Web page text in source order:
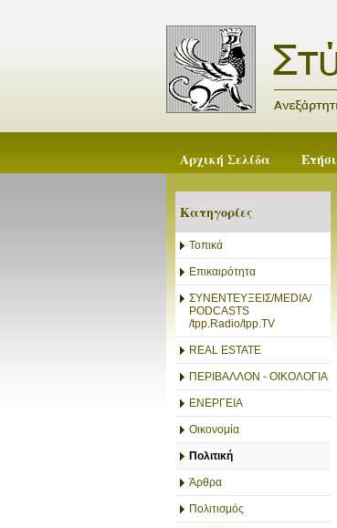
Αρχική Σελίδα
Κατηγορίες
Τοπικά
Επικαιρότητα
ΣΥΝΕΝΤΕΥΞΕΙΣ/MEDIA/
PODCASTS
/tpp.Radio/tpp.TV
REAL ESTATE
ΠΕΡΙΒΑΛΛΟΝ - ΟΙΚΟΛΟΓΙΑ
ΕΝΕΡΓΕΙΑ
Οικονομία
Πολιτική
Άρθρα
Πολιτισμός